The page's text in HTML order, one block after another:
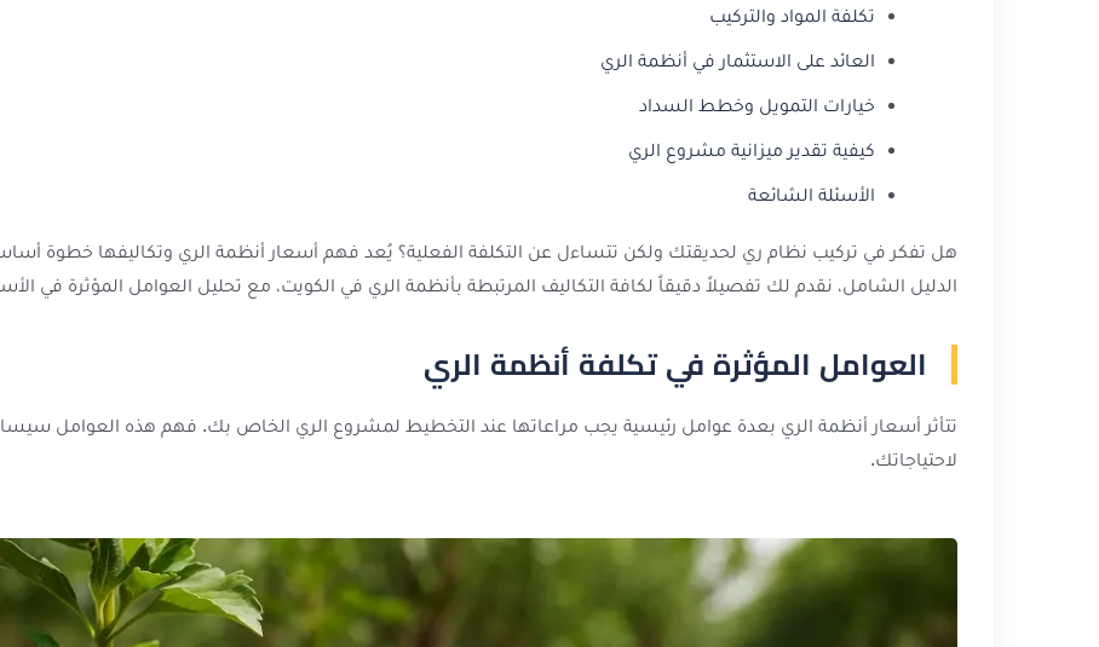
تكلفة المواد والتركيب
العائد على الاستثمار في أنظمة الري
خيارات التمويل وخطط السداد
كيفية تقدير ميزانية مشروع الري
الأسئلة الشائعة
هل تفكر في تركيب نظام ري لحديقتك ولكن تتساءل عن التكلفة الفعلية؟ يُعد فهم أسعار أنظمة الري وتكاليفها خطوة
الدليل الشامل، نقدم لك تفصيلاً دقيقاً لكافة التكاليف المرتبطة بأنظمة الري في الكويت، مع تحليل العوامل المؤثرة في
العوامل المؤثرة في تكلفة أنظمة الري
تتأثر أسعار أنظمة الري بعدة عوامل رئيسية يجب مراعاتها عند التخطيط لمشروع الري الخاص بك. فهم هذه العوامل
لاحتياجاتك.